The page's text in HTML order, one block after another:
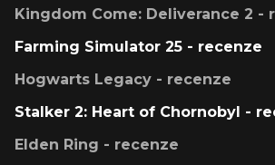
Kingdom Come: Deliverance 2 -
Farming Simulator 25 - recenze
Hogwarts Legacy - recenze
Stalker 2: Heart of Chornobyl -
Elden Ring - recenze